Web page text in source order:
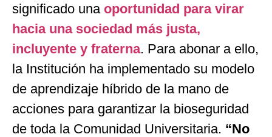
significado una oportunidad para virar
hacia una sociedad más justa,
incluyente y fraterna. Para abonar a ello,
la Institución ha implementado su modelo
de aprendizaje híbrido de la mano de
acciones para garantizar la bioseguridad
de toda la Comunidad Universitaria. “No